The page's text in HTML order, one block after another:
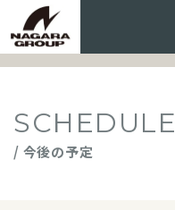
SCHEDULE
/ 今後の予定